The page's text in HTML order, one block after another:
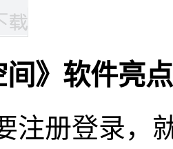
间》软件亮
注册登录，